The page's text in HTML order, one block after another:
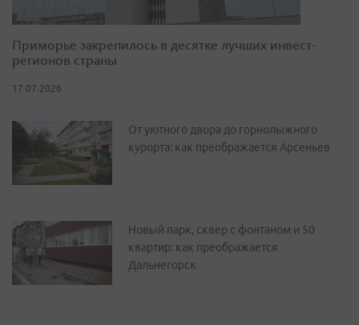
Приморье закрепилось в десятке лучших инвест-
регионов страны
17.07.2026
От уютного двора до горнолыжного
курорта: как преображается Арсеньев
Новый парк, сквер с фонтаном и 50
квартир: как преображается
Дальнегорск